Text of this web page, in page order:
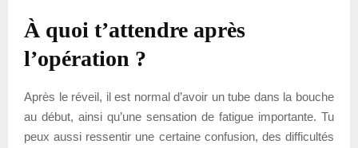
À quoi t’attendre après
l’opération ?
Après le réveil, il est normal d’avoir un tube dans la bouche
au début, ainsi qu’une sensation de fatigue importante. Tu
peux aussi ressentir une certaine confusion, des difficultés